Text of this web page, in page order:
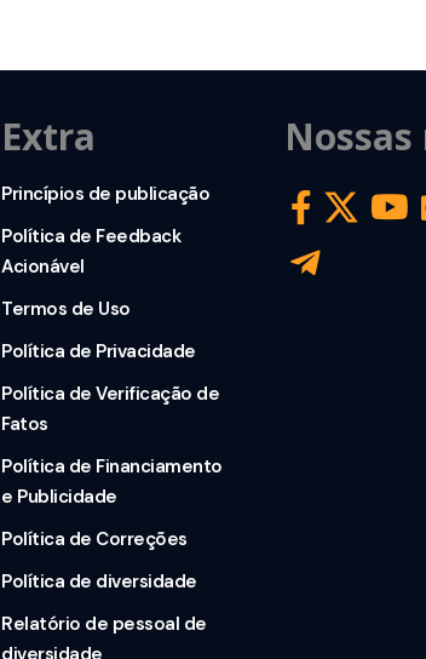
Extra
Princípios de publicação
Política de Feedback
Acionável
Termos de Uso
Política de Privacidade
Política de Verificação de
Fatos
Política de Financiamento
e Publicidade
Política de Correções
Política de diversidade
Relatório de pessoal de
diversidade
Nossas